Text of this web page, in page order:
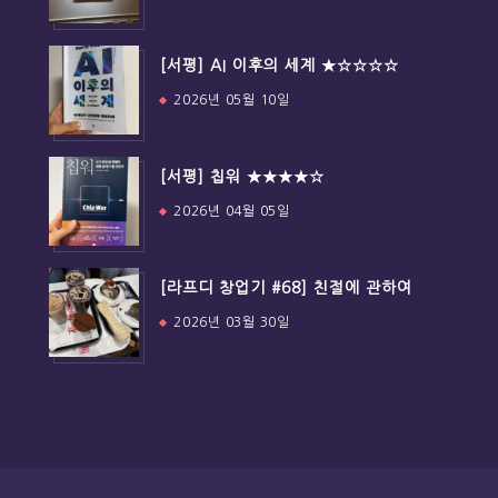
[서평] AI 이후의 세계 ★☆☆☆☆
2026년 05월 10일
[서평] 칩워 ★★★★☆
2026년 04월 05일
[라프디 창업기 #68] 친절에 관하여
2026년 03월 30일